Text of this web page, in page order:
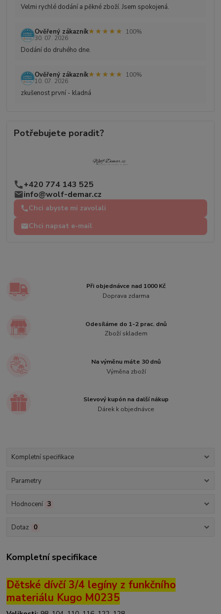
Velmi rychlé dodání a pěkné zboží. Jsem spokojená.
Ověřený zákazník★★★★★
★★★★★
100%
30. 07. 2026
Dodání do druhého dne.
Ověřený zákazník★★★★★
★★★★★
100%
10. 07. 2026
zkušenost první - kladná
Potřebujete poradit?
+420 774 143 525
info@wolf-demar.cz
Chci abyste mi zavolali
Chci napsat e-mail
Při objednávce nad 1000 Kč
Doprava zdarma
Odesíláme do 1-2 prac. dnů
Zboží skladem
Na výměnu máte 30 dnů
Výměna zboží
Slevový kupón na další nákup
Dárek k objednávce
Kompletní specifikace
Parametry
Hodnocení 3
Dotaz 0
Kompletní specifikace
Dětské dívčí 3/4 legíny z funkčního
materiálu Kugo M0235